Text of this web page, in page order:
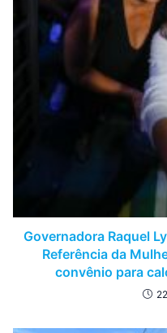
Governadora Raquel
Referência da
convênio para